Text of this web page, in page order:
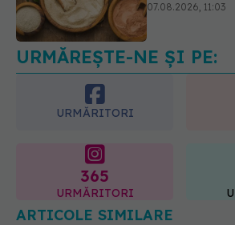
07.08.2026, 11:03
EXCLUSIV Ce
ridurilor. Nu
URMĂREȘTE-NE ȘI PE:
URMĂRITORI
365
URMĂRITORI
ARTICOLE SIMILARE